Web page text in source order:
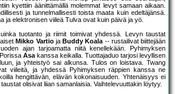
kyettiin äänittämällä molemmat levyt samaan aikaan.
ja tunnelmallisesti toista maata kuin edeltäjänsä.
ja elektronisen viileä Tulva ovat kuin päivä ja yö.
tuotanto ja riimit toimivat yhdessä. Levyn taustat
Mikko Vartioja Buddy Koala-- rustailivat biittejään
ajan tarjoamatta niitä kenellekään. Pyhimyksen
Asakanssa keikalla. Tuottajaduo tarjosi levyllisen
ja yhteistyö sai alkunsa. Tulos on loistava. Twang
viileitä, ja yhdessä Pyhimyksen räppien kanssa ne
hengittävän, elävän kokonaisuuden. Yhtenäisyys ei
olisivat liian samanlaisia. Vaihtelevuuttakin löytyy.